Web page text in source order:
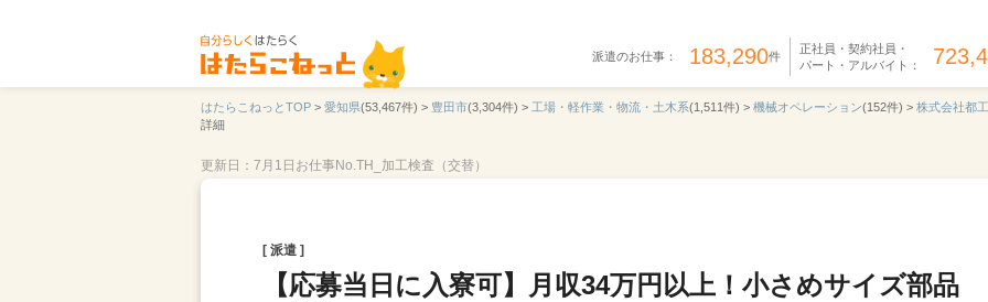
派遣のお仕事： 183,290件
正社員・契約社員・
パート・アルバイト：
はたらこねっとTOP > 愛知県(53,467件) > 豊田市(3,304件) > 工場・軽作業・物流・土木系(1,511件) > 機械オペレーション(152件) > 株式会社都
詳細
更新日：7月1日 お仕事No.TH_加工検査（交替）
[ 派遣 ]
【応募当日に入寮可】月収34万円以上！小さめサイズ部品